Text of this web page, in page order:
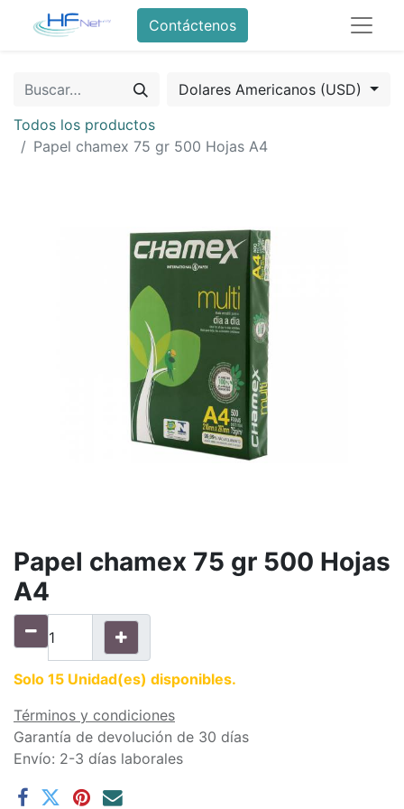
Contáctenos
Dolares Americanos (USD)
Todos los productos
Papel chamex 75 gr 500 Hojas A4
Papel chamex 75 gr 500 Hojas
A4
Solo 15 Unidad(es) disponibles.
Términos y condiciones
Garantía de devolución de 30 días
Envío: 2-3 días laborales